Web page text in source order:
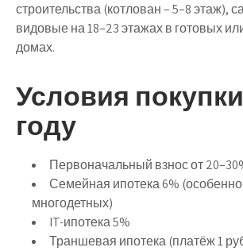
строительства (котлован – 5–8 этаж),
видовые на 18–23 этажах в готовых
домах.
Условия
году
Первоначальный взнос от
Семейная ипотека 6%
многодетных)
IT-ипотека 5%
Траншевая ипотека (платёж 1